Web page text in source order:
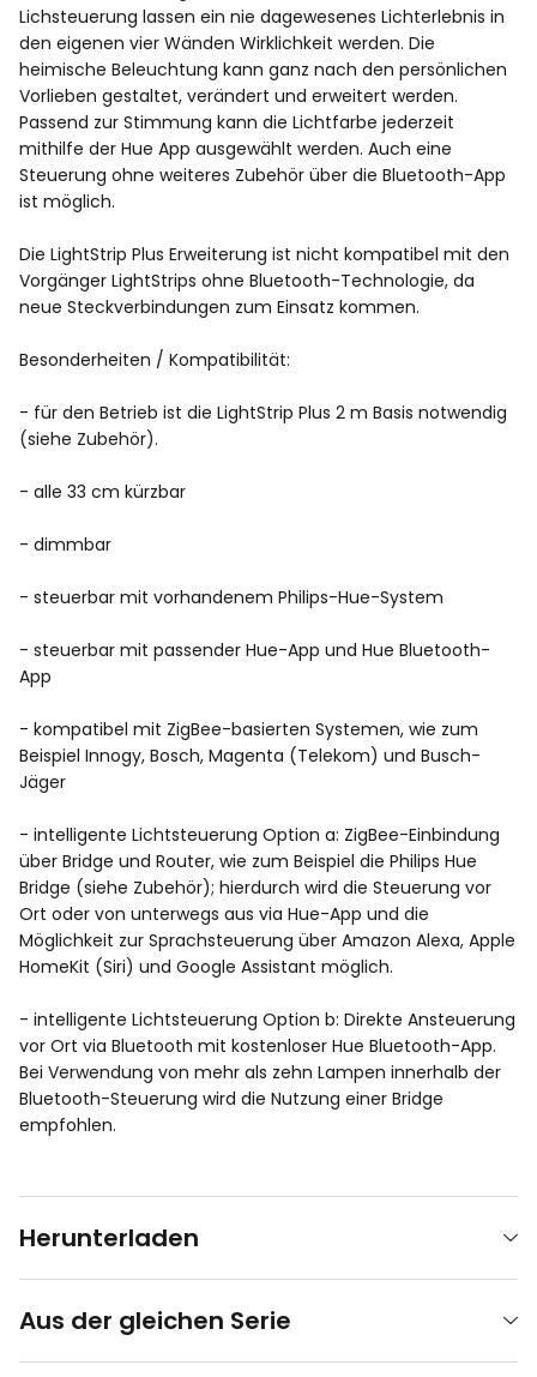
Lichsteuerung lassen ein nie dagewesenes Lichterlebnis in
den eigenen vier Wänden Wirklichkeit werden. Die
heimische Beleuchtung kann ganz nach den persönlichen
Vorlieben gestaltet, verändert und erweitert werden.
Passend zur Stimmung kann die Lichtfarbe jederzeit
mithilfe der Hue App ausgewählt werden. Auch eine
Steuerung ohne weiteres Zubehör über die Bluetooth-App
ist möglich.
Die LightStrip Plus Erweiterung ist nicht kompatibel mit den
Vorgänger LightStrips ohne Bluetooth-Technologie, da
neue Steckverbindungen zum Einsatz kommen.
Besonderheiten / Kompatibilität:
- für den Betrieb ist die LightStrip Plus 2 m Basis notwendig
(siehe Zubehör).
- alle 33 cm kürzbar
- dimmbar
- steuerbar mit vorhandenem Philips-Hue-System
- steuerbar mit passender Hue-App und Hue Bluetooth-
App
- kompatibel mit ZigBee-basierten Systemen, wie zum
Beispiel Innogy, Bosch, Magenta (Telekom) und Busch-
Jäger
- intelligente Lichtsteuerung Option a: ZigBee-Einbindung
über Bridge und Router, wie zum Beispiel die Philips Hue
Bridge (siehe Zubehör); hierdurch wird die Steuerung vor
Ort oder von unterwegs aus via Hue-App und die
Möglichkeit zur Sprachsteuerung über Amazon Alexa, Apple
HomeKit (Siri) und Google Assistant möglich.
- intelligente Lichtsteuerung Option b: Direkte Ansteuerung
vor Ort via Bluetooth mit kostenloser Hue Bluetooth-App.
Bei Verwendung von mehr als zehn Lampen innerhalb der
Bluetooth-Steuerung wird die Nutzung einer Bridge
empfohlen.
Herunterladen
Aus der gleichen Serie